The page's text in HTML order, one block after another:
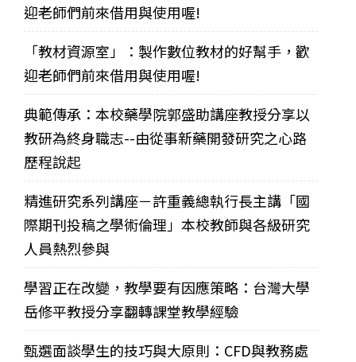
迎老師們前來借用與使用喔!
「教材資源室」：製作數位教材的好幫手，歡
迎老師們前來借用與使用喔!
典範傳承：本校藥學院郭盛助講座教授分享以
教研為終身職志--由從事新藥開發研究之心路
歷程說起
精進研究系列講座－許重義總執行長主講「國
際期刊投稿之學術倫理」本校教師與各級研究
人員熱烈參與
學習正在改變，教學要有因應策略：台灣大學
岳修平教授分享翻轉課堂教學經驗
甄選面談學生的技巧與大原則：CFD與教務處